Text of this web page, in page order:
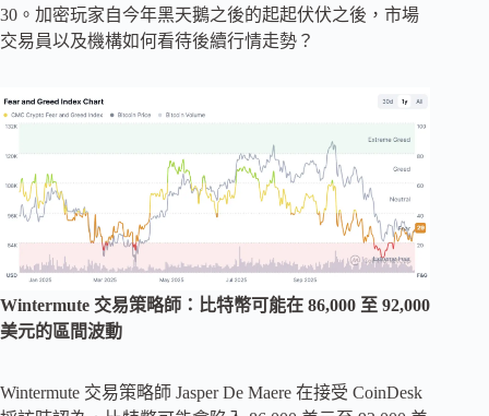
30。加密玩家自今年黑天鵝之後的起起伏伏之後，市場
交易員以及機構如何看待後續行情走勢？
Wintermute 交易策略師：比特幣可能在 86,000 至 92,000
美元的區間波動
Wintermute 交易策略師 Jasper De Maere 在接受 CoinDesk